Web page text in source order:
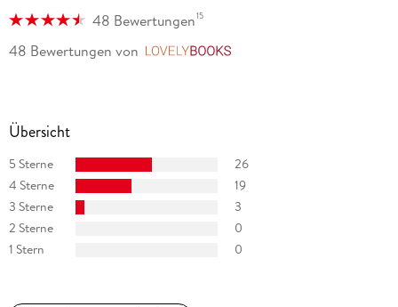
48 Bewertungen15
48 Bewertungen von
Übersicht
5 Sterne
26
4 Sterne
19
3 Sterne
3
2 Sterne
0
1 Stern
0